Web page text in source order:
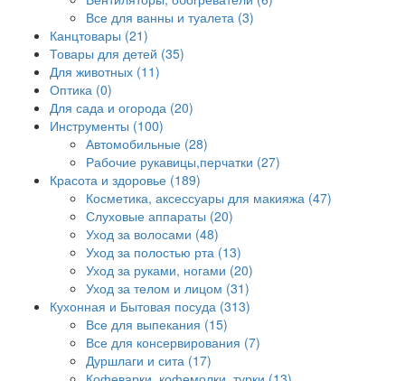
Все для ванны и туалета (3)
Канцтовары (21)
Товары для детей (35)
Для животных (11)
Оптика (0)
Для сада и огорода (20)
Инструменты (100)
Автомобильные (28)
Рабочие рукавицы,перчатки (27)
Красота и здоровье (189)
Косметика, аксессуары для макияжа (47)
Слуховые аппараты (20)
Уход за волосами (48)
Уход за полостью рта (13)
Уход за руками, ногами (20)
Уход за телом и лицом (31)
Кухонная и Бытовая посуда (313)
Все для выпекания (15)
Все для консервирования (7)
Дуршлаги и сита (17)